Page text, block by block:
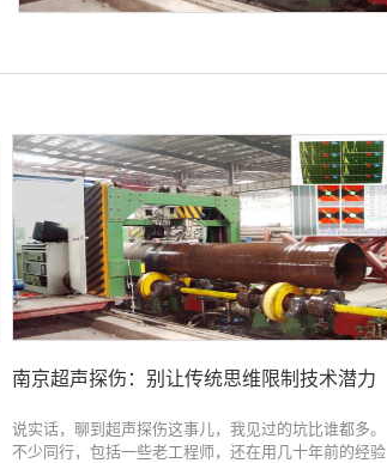
南京超声探伤：别让传统思维限制技术潜力
说实话，聊到超声探伤这事儿，我见过的坑比谁都多。
不少同行，包括一些老工程师，还在用几十年前的经验